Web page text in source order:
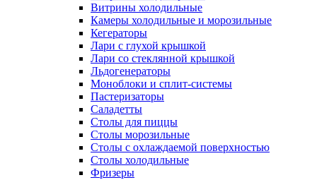
Витрины холодильные
Камеры холодильные и морозильные
Кегераторы
Лари с глухой крышкой
Лари со стеклянной крышкой
Льдогенераторы
Моноблоки и сплит-системы
Пастеризаторы
Саладетты
Столы для пиццы
Столы морозильные
Столы с охлаждаемой поверхностью
Столы холодильные
Фризеры